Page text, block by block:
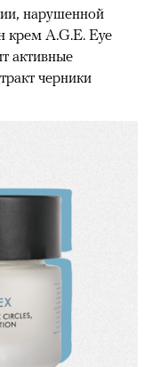
нарушенной
крем A.G.E. Eye
активные
черники